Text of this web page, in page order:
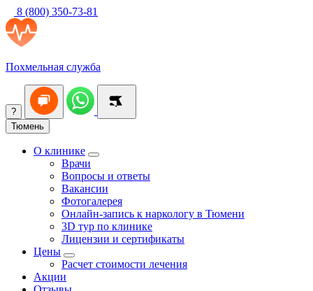
8 (800) 350-73-81
Похмельная служба
?
Тюмень
О клинике
Врачи
Вопросы и ответы
Вакансии
Фотогалерея
Онлайн-запись к наркологу в Тюмени
3D тур по клинике
Лицензии и сертификаты
Цены
Расчет стоимости лечения
Акции